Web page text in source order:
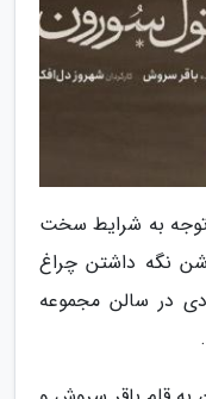
توجه به شرایط سخت
نگه داشتن چراغ
در سالن مجموعه